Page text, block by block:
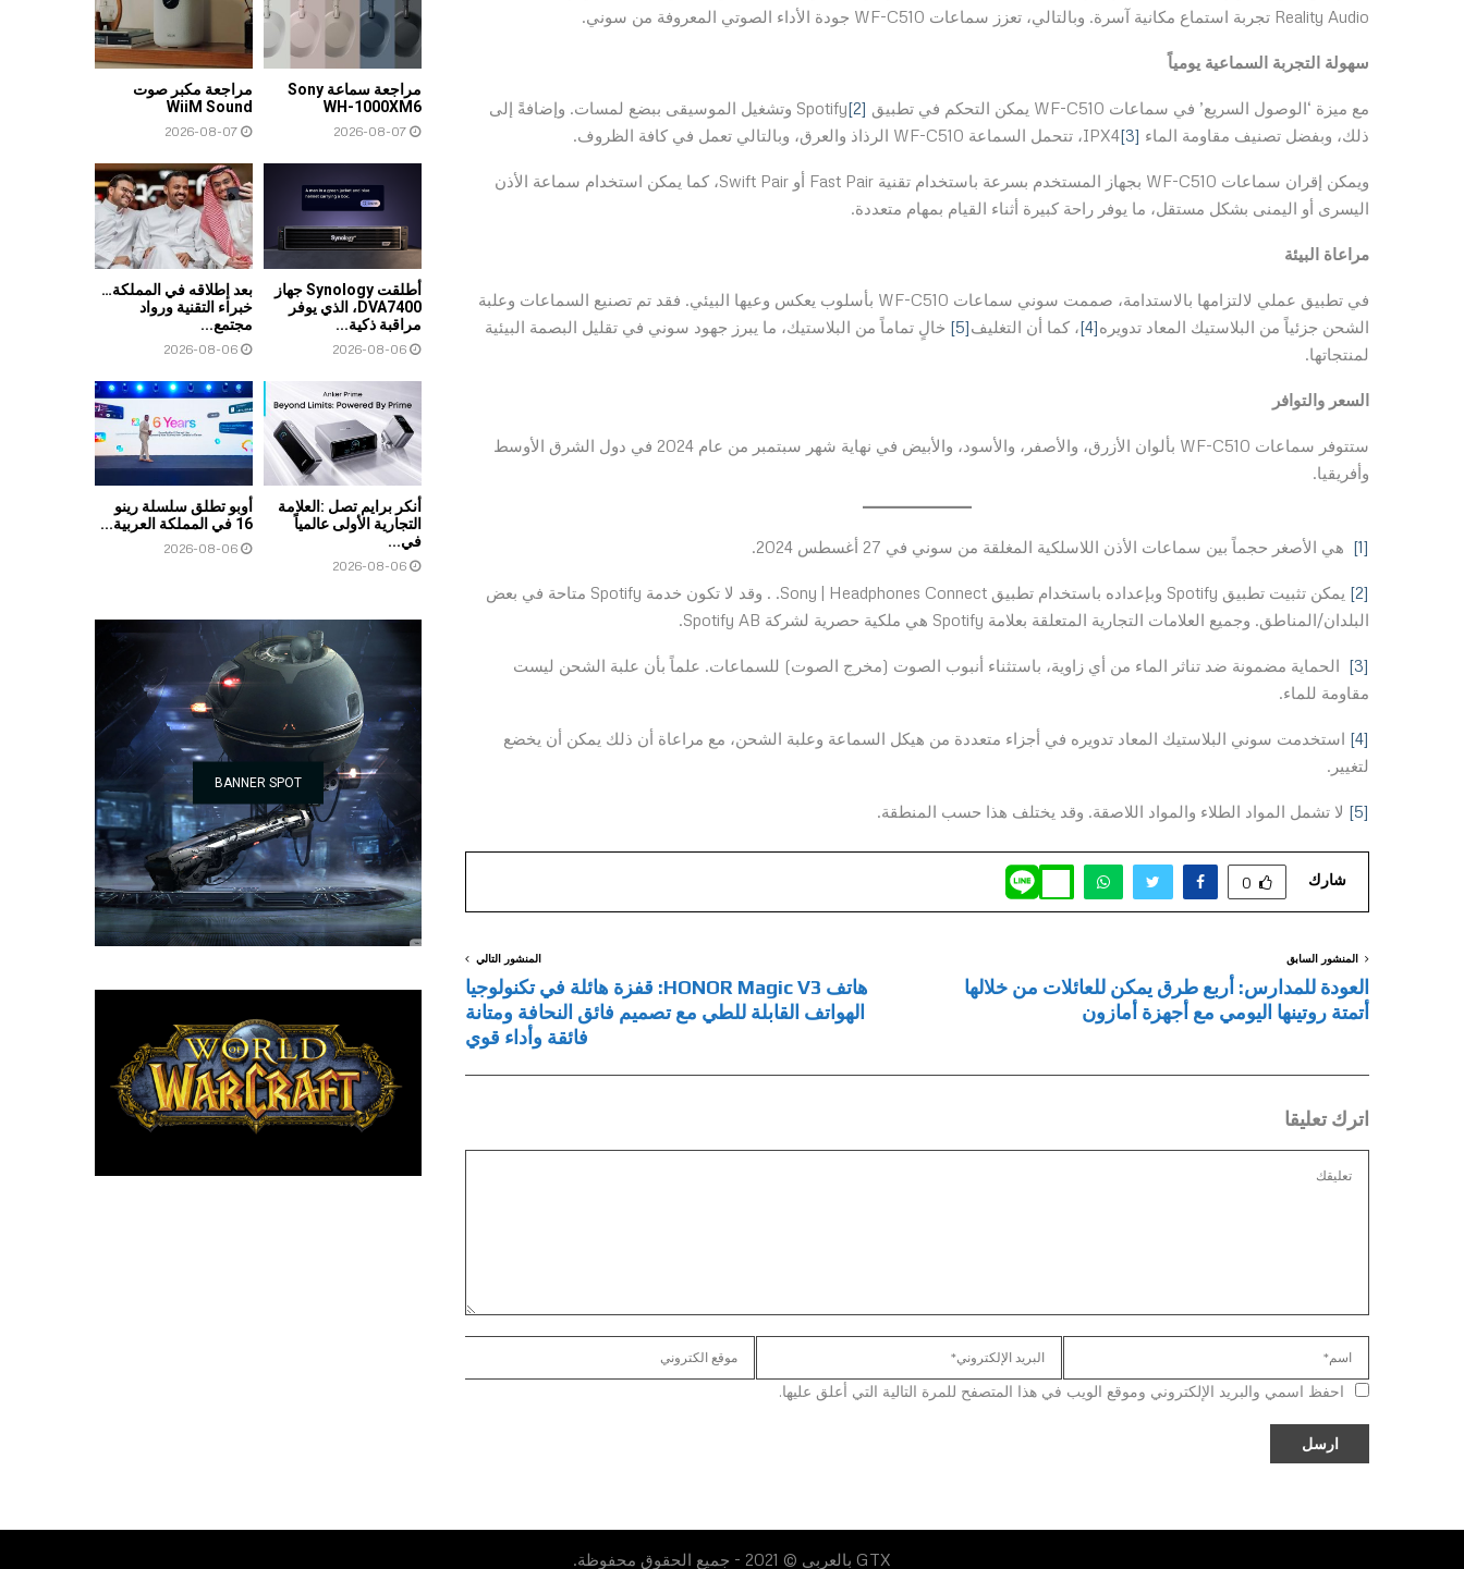
Reality Audio تجربة استماع مكانية آسرة. وبالتالي، تعزز سماعات WF-C510 جودة الأداء الصوتي المعروفة من سوني.
سهولة التجربة السماعية يومياً
مع ميزة ‘الوصول السريع’ في سماعات WF-C510 يمكن التحكم في تطبيق Spotify [2]
وتشغيل الموسيقى ببضع لمسات. وإضافةً إلى
ذلك، وبفضل تصنيف مقاومة الماء IPX4 [3] ، تتحمل السماعة WF-C510 الرذاذ والعرق، وبالتالي تعمل في كافة الظروف.
ويمكن إقران سماعات WF-C510 بجهاز المستخدم بسرعة باستخدام تقنية Fast Pair أو Swift Pair، كما يمكن استخدام سماعة الأذن
اليسرى أو اليمنى بشكل مستقل، ما يوفر راحة كبيرة أثناء القيام بمهام متعددة.
مراعاة البيئة
في تطبيق عملي لالتزامها بالاستدامة، صممت سوني سماعات WF-C510 بأسلوب يعكس وعيها البيئي. فقد تم تصنيع السماعات وعلبة
الشحن جزئياً من البلاستيك المعاد تدويره[4] ، كما أن التغليف[5]
خالٍ تماماً من البلاستيك، ما يبرز جهود سوني في تقليل البصمة البيئية
لمنتجاتها.
السعر والتوافر
ستتوفر سماعات WF-C510 بألوان الأزرق، والأصفر، والأسود، والأبيض في نهاية شهر سبتمبر من عام 2024 في دول الشرق الأوسط
وأفريقيا.
[1] هي الأصغر حجماً بين سماعات الأذن اللاسلكية المغلقة من سوني في 27 أغسطس 2024.
[2]
يمكن تثبيت تطبيق Spotify وبإعداده باستخدام تطبيق Sony | Headphones Connect. . وقد لا تكون خدمة Spotify متاحة في بعض
البلدان/المناطق. وجميع العلامات التجارية المتعلقة بعلامة Spotify هي ملكية حصرية لشركة Spotify AB.
[3]
الحماية مضمونة ضد تناثر الماء من أي زاوية، باستثناء أنبوب الصوت (مخرج الصوت) للسماعات. علماً بأن علبة الشحن ليست
مقاومة للماء.
[4]
استخدمت سوني البلاستيك المعاد تدويره في أجزاء متعددة من هيكل السماعة وعلبة الشحن، مع مراعاة أن ذلك يمكن أن يخضع
لتغيير.
[5] لا تشمل المواد الطلاء والمواد اللاصقة. وقد يختلف هذا حسب المنطقة.
شارك 0
المنشور السابق
العودة للمدارس: أربع طرق يمكن للعائلات من خلالها
أتمتة روتينها اليومي مع أجهزة أمازون
المنشور التالي
هاتف HONOR Magic V3: قفزة هائلة في تكنولوجيا
الهواتف القابلة للطي مع تصميم فائق النحافة ومتانة
فائقة وأداء قوي
اترك تعليقا
احفظ اسمي والبريد الإلكتروني وموقع الويب في هذا المتصفح للمرة التالية التي أعلق عليها.
مراجعة سماعة Sony
WH-1000XM6
2026-08-07
مراجعة مكبر صوت
WiiM Sound
2026-08-07
أطلقت Synology جهاز
DVA7400، الذي يوفر
مراقبة ذكية...
2026-08-06
بعد إطلاقه في المملكة…
خبراء التقنية ورواد
مجتمع...
2026-08-06
أنكر برايم تصل :العلامة
التجارية الأولى عالمياً
في...
2026-08-06
أوبو تطلق سلسلة رينو
16 في المملكة العربية...
2026-08-06
BANNER SPOT
GTX بالعربي © 2021 - جميع الحقوق محفوظة.